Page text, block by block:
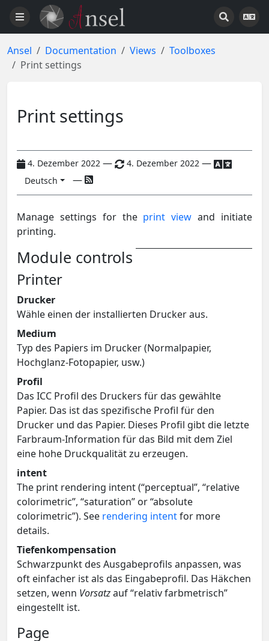
Ansel Documentation Views
Toolboxes
Print settings
Print settings
4. Dezember 2022 — 4. Dezember 2022 —
Deutsch —
Manage settings for the print view and initiate
printing.
Module controls
Printer
Drucker
Wähle einen der installierten Drucker aus.
Medium
Typ des Papiers im Drucker (Normalpapier,
Hochglanz-Fotopapier, usw.)
Profil
Das ICC Profil des Druckers für das gewählte
Papier. Das ist das spezifische Profil für den
Drucker und das Papier. Dieses Profil gibt die letzte
Farbraum-Information für das Bild mit dem Ziel
eine hohe Druckqualität zu erzeugen.
intent
The print rendering intent (“perceptual”, “relative
colorimetric”, “saturation” or “absolute
colorimetric”). See rendering intentfor more
details.
Tiefenkompensation
Schwarzpunkt des Ausgabeprofils anpassen, was
oft einfacher ist als das Eingabeprofil. Das Häkchen
setzen, wenn Vorsatzauf “relativ farbmetrisch”
eingestellt ist.
Page